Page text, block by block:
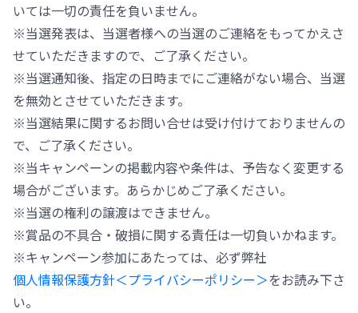
いては一切の責任を負いません。
※当選発表は、当選者様への当選のご連絡をもってかえさ
せていただきますので、ご了承ください。
※当選通知後、指定の日時までにご連絡がない場合、当選
を無効とさせていただきます。
※当選結果に関するお問い合せは受け付けておりませんの
で、ご了承ください。
※当キャンペーンの掲載内容や条件は、予告なく変更する
場合がございます。あらかじめご了承ください。
※当選の権利の譲渡はできません。
※賞品の不具合・破損に関する責任は一切負いかねます。
※キャンペーン参加にあたっては、必ず弊社
個人情報保護方針＜プライバシーポリシー＞をお読み下さ
い。